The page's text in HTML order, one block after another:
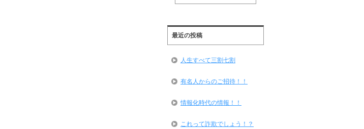
最近の投稿
人生すべて三割七割
有名人からのご招待！！
情報化時代の情報！！
これって詐欺でしょう！？